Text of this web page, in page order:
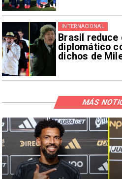
Brasil
diplomático
dichos de
INTERNACIONAL
MÁS